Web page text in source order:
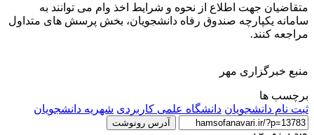
متقاضیان جهت اطلاع از نحوه و شرایط اخذ وام می توانند به
سامانه یکپارچه صندوق رفاه دانشجویان، بخش پرسش های متداول
مراجعه کنند.
منبع خبرگزاری مهر
برچسب ها
ثبت نام دانشجویان دانشگاه علمی کاربردی شهریه دانشجویان
آدرس رونوشت